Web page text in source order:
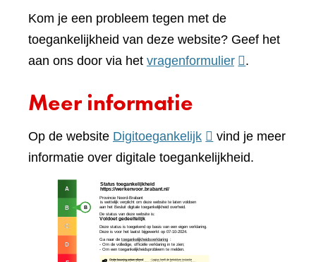
Kom je een probleem tegen met de
toegankelijkheid van deze website? Geef het
aan ons door via het vragenformulier(verwijst
website)
.
Meer informatie
Op de website Digitoegankelijk(verwijst
naar
vind je meer
informatie over digitale toegankelijkheid.